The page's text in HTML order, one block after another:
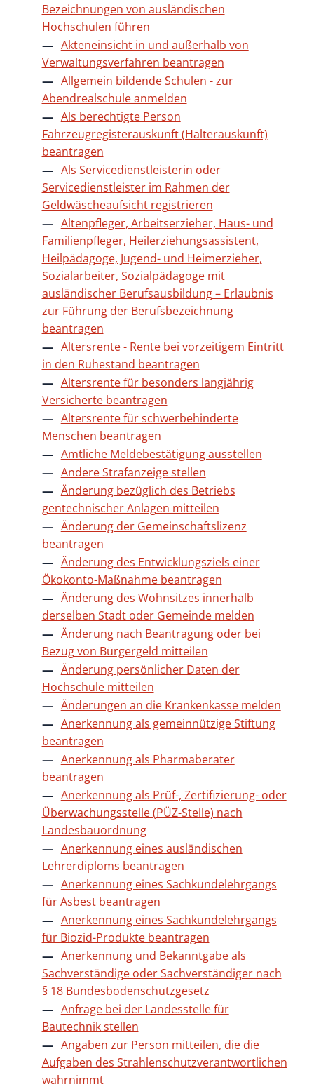
Bezeichnungen von ausländischen
Hochschulen führen
Akteneinsicht in und außerhalb von
Verwaltungsverfahren beantragen
Allgemein bildende Schulen - zur
Abendrealschule anmelden
Als berechtigte Person
Fahrzeugregisterauskunft (Halterauskunft)
beantragen
Als Servicedienstleisterin oder
Servicedienstleister im Rahmen der
Geldwäscheaufsicht registrieren
Altenpfleger, Arbeitserzieher, Haus- und
Familienpfleger, Heilerziehungsassistent,
Heilpädagoge, Jugend- und Heimerzieher,
Sozialarbeiter, Sozialpädagoge mit
ausländischer Berufsausbildung – Erlaubnis
zur Führung der Berufsbezeichnung
beantragen
Altersrente - Rente bei vorzeitigem Eintritt
in den Ruhestand beantragen
Altersrente für besonders langjährig
Versicherte beantragen
Altersrente für schwerbehinderte
Menschen beantragen
Amtliche Meldebestätigung ausstellen
Andere Strafanzeige stellen
Änderung bezüglich des Betriebs
gentechnischer Anlagen mitteilen
Änderung der Gemeinschaftslizenz
beantragen
Änderung des Entwicklungsziels einer
Ökokonto-Maßnahme beantragen
Änderung des Wohnsitzes innerhalb
derselben Stadt oder Gemeinde melden
Änderung nach Beantragung oder bei
Bezug von Bürgergeld mitteilen
Änderung persönlicher Daten der
Hochschule mitteilen
Änderungen an die Krankenkasse melden
Anerkennung als gemeinnützige Stiftung
beantragen
Anerkennung als Pharmaberater
beantragen
Anerkennung als Prüf-, Zertifizierung- oder
Überwachungsstelle (PÜZ-Stelle) nach
Landesbauordnung
Anerkennung eines ausländischen
Lehrerdiploms beantragen
Anerkennung eines Sachkundelehrgangs
für Asbest beantragen
Anerkennung eines Sachkundelehrgangs
für Biozid-Produkte beantragen
Anerkennung und Bekanntgabe als
Sachverständige oder Sachverständiger nach
§ 18 Bundesbodenschutzgesetz
Anfrage bei der Landesstelle für
Bautechnik stellen
Angaben zur Person mitteilen, die die
Aufgaben des Strahlenschutzverantwortlichen
wahrnimmt